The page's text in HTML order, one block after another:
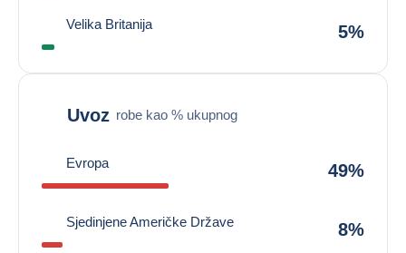
Velika Britanija 5%
Uvoz robe kao % ukupnog
Evropa 49%
Sjedinjene Američke Države 8%